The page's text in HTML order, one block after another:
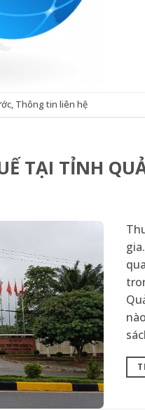
, Thông tin liên hệ
TẠI TỈNH